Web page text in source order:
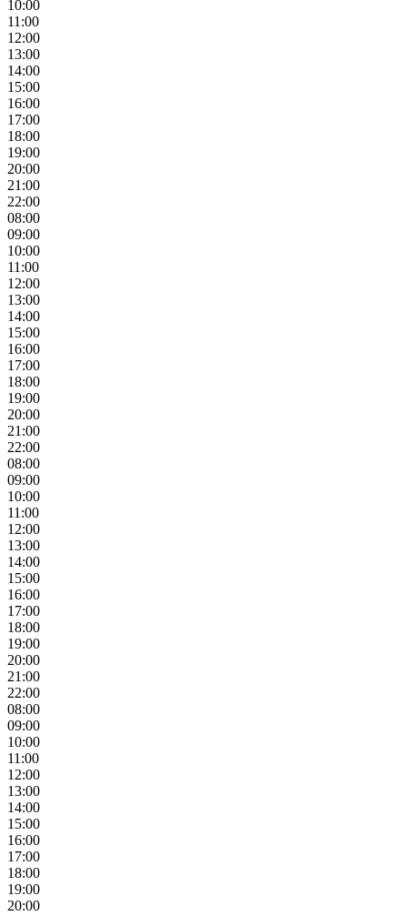
10:00
11:00
12:00
13:00
14:00
15:00
16:00
17:00
18:00
19:00
20:00
21:00
22:00
08:00
09:00
10:00
11:00
12:00
13:00
14:00
15:00
16:00
17:00
18:00
19:00
20:00
21:00
22:00
08:00
09:00
10:00
11:00
12:00
13:00
14:00
15:00
16:00
17:00
18:00
19:00
20:00
21:00
22:00
08:00
09:00
10:00
11:00
12:00
13:00
14:00
15:00
16:00
17:00
18:00
19:00
20:00